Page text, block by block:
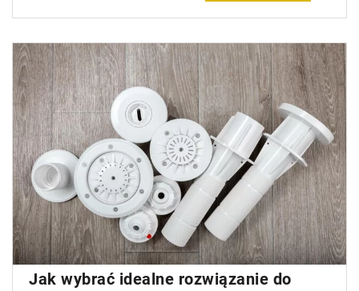
Jak wybrać idealne rozwiązanie do